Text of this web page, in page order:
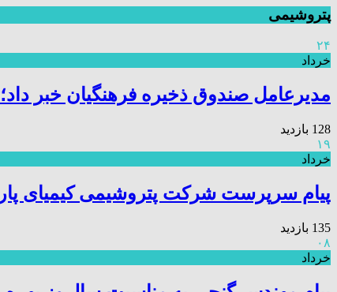
پتروشیمی
۲۴
خرداد
مدیرعامل صندوق ذخیره فرهنگیان خبر
128 بازدید
۱۹
خرداد
پیام سرپرست شرکت پتروشیمی کیمیای
135 بازدید
۰۸
خرداد